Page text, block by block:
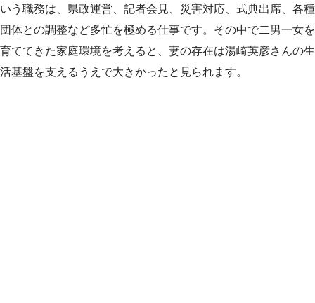
いう職務は、県政運営、記者会見、災害対応、式典出席、各種
団体との調整など多忙を極める仕事です。その中で二男一女を
育ててきた家庭環境を考えると、妻の存在は湯崎英彦さんの生
活基盤を支えるうえで大きかったと見られます。